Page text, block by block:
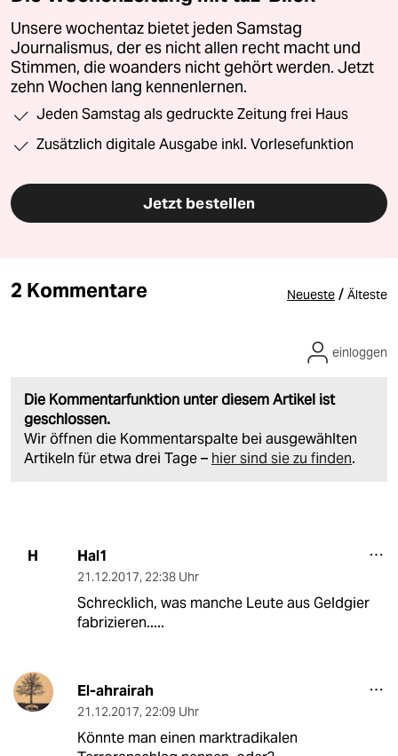
Unsere wochentaz bietet jeden Samstag
Journalismus, der es nicht allen recht macht und
Stimmen, die woanders nicht gehört werden. Jetzt
zehn Wochen lang kennenlernen.
Jeden Samstag als gedruckte Zeitung frei Haus
Zusätzlich digitale Ausgabe inkl. Vorlesefunktion
Jetzt bestellen
2 Kommentare Neueste / Älteste
Die Kommentarfunktion unter diesem Artikel ist
geschlossen.
Wir öffnen die Kommentarspalte bei ausgewählten
Artikeln für etwa drei Tage – hier sind sie zu finden.
einloggen
H Hal1
21.12.2017, 22:38 Uhr
Schrecklich, was manche Leute aus Geldgier
fabrizieren.....
El-ahrairah
21.12.2017, 22:09 Uhr
Könnte man einen marktradikalen